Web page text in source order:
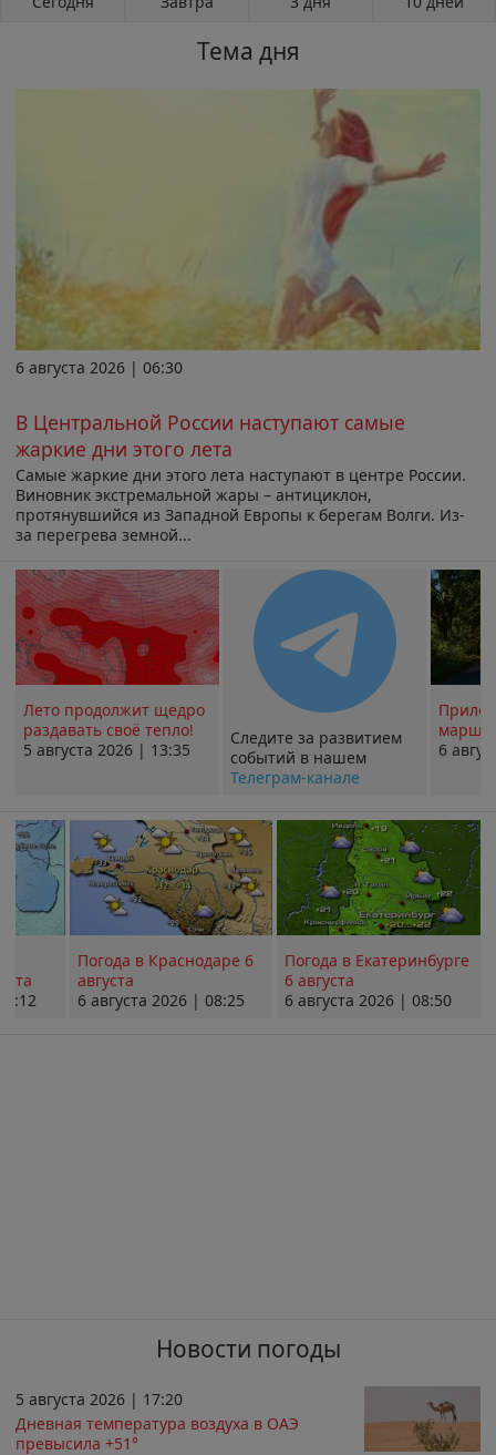
Тема дня
6 августа 2026 | 06:30
В Центральной России наступают самые
жаркие дни этого лета
Самые жаркие дни этого лета наступают в центре России.
Виновник экстремальной жары – антициклон,
протянувшийся из Западной Европы к берегам Волги. Из-
за перегрева земной...
Лето продолжит щедро
раздавать своё тепло!
5 августа 2026 | 13:35
Следите за развитием
событий в нашем
Телеграм-канале
6
Погода в Краснодаре 6
августа
6 августа 2026 | 08:25
Погода в Екатеринбурге
6 августа
6 августа 2026 | 08:50
Новости погоды
5 августа 2026 | 17:20
Дневная температура воздуха в ОАЭ
превысила +51°